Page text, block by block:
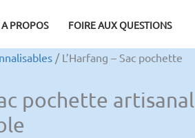
A PROPOS FOIRE AUX QUESTIONS
/ L’Harfang – Sac pochette
pochette artisanal